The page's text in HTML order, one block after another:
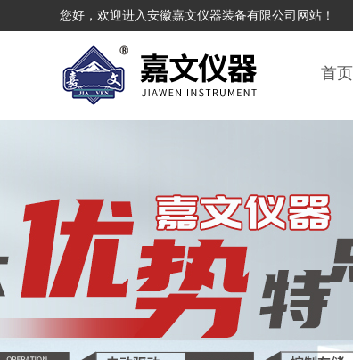
您好，欢迎进入安徽嘉文仪器装备有限公司网站！
首页